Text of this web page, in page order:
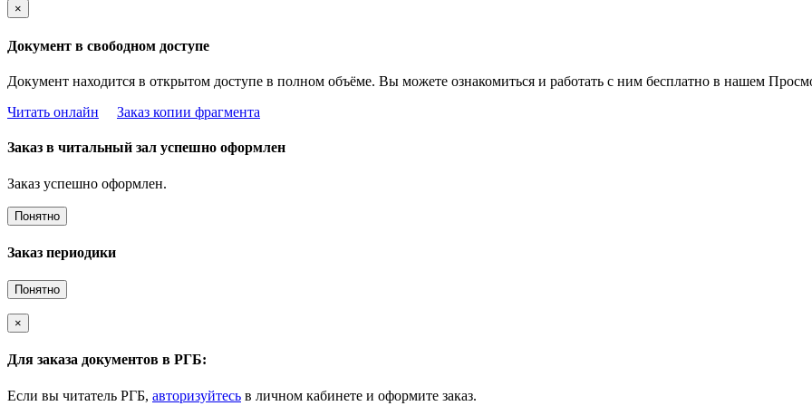
×
Документ в свободном доступе
Документ находится в открытом доступе в полном объёме. Вы можете ознакомиться и работать с ним бесплатно в нашем
Читать онлайн
Заказ копии фрагмента
Заказ в читальный зал успешно оформлен
Заказ успешно оформлен.
Понятно
Заказ периодики
Понятно
×
Для заказа документов в РГБ:
Если вы читатель РГБ, авторизуйтесь в личном кабинете и оформите заказ.